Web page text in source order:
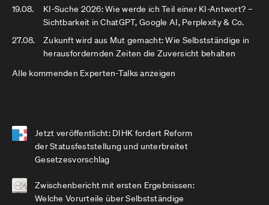
19.08.
KI-Suche 2026: Wie werde ich Teil einer KI-Antwort? –
Sichtbarkeit in ChatGPT, Google AI, Perplexity & Co.
27.08.
Zukunft wird aus Mut gemacht: Wie Selbstständige in
herausfordernden Zeiten die Zuversicht behalten
Alle kommenden Experten-Talks anzeigen
Jetzt veröffentlicht: DIHK fordert Reform
der Statusfeststellung und unterbreitet
Gesetzesvorschlag
Zwischenbericht mit ersten Ergebnissen:
Welche Vorurteile über Selbstständige